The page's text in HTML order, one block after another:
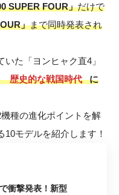
SUPER FOUR」だけで
」まで同時発表され
た「ヨンヒャク直4」
歴史的な戦国時代
に
種の進化ポイントを解
モデルを紹介します！
衝撃発表！新型